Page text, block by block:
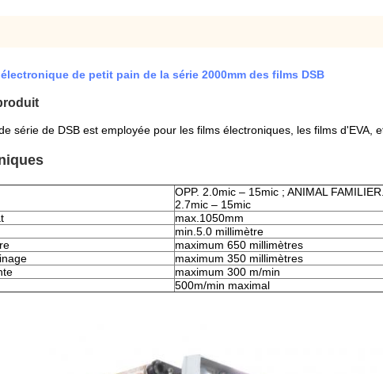
de petit pain de la série 2000mm des films DSB
série de DSB est employée pour les films électroniques, les films d'EVA,
OPP. 2.0mic – 15mic ; ANIMAL FAMILIER.
2.7mic – 15mic
max.1050mm
min.5.0 millimètre
maximum 650 millimètres
maximum 350 millimètres
maximum 300 m/min
500m/min maximal